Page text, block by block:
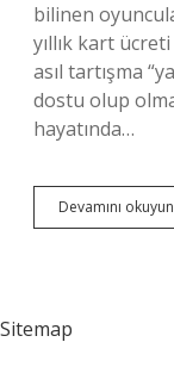
bilinen
yıllık kart ücreti
asıl tartışma
dostu olup
hayatında…
Devamını okuyun
Sitemap